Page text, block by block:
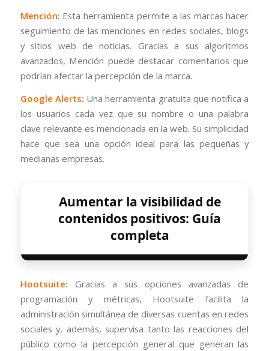
Mención: Esta herramienta permite a las marcas hacer
seguimiento de las menciones en redes sociales, blogs
y sitios web de noticias. Gracias a sus algoritmos
avanzados, Mención puede destacar comentarios que
podrían afectar la percepción de la marca.
Google Alerts: Una herramienta gratuita que notifica a
los usuarios cada vez que su nombre o una palabra
clave relevante es mencionada en la web. Su simplicidad
hace que sea una opción ideal para las pequeñas y
medianas empresas.
Aumentar la visibilidad de
contenidos positivos: Guía
completa
Hootsuite: Gracias a sus opciones avanzadas de
programación y métricas, Hootsuite facilita la
administración simultánea de diversas cuentas en redes
sociales y, además, supervisa tanto las reacciones del
público como la percepción general que generan las